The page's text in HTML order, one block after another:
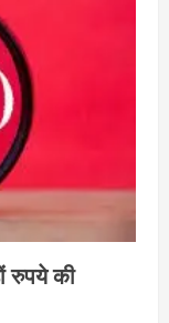
रुपये की